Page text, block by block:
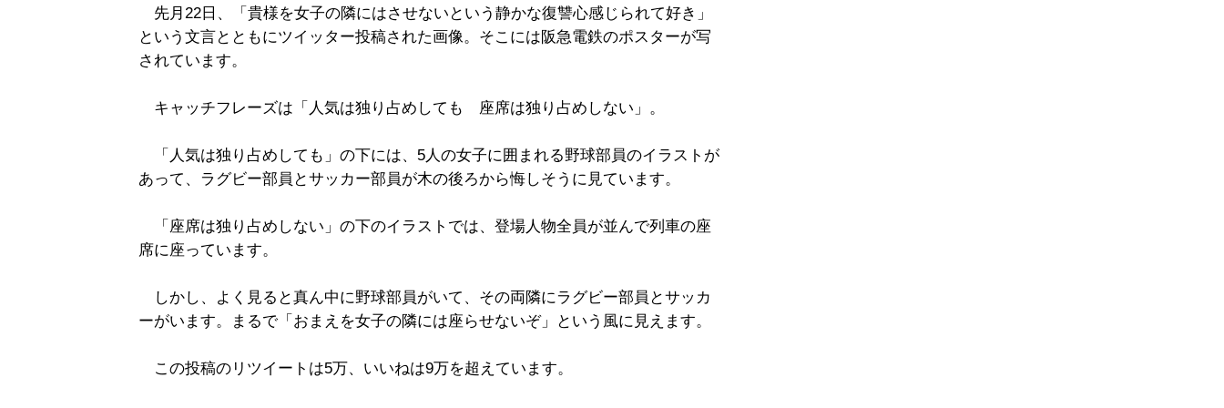
先月22日、「貴様を女子の隣にはさせないという静かな復讐心感じられて好き」
という文言とともにツイッター投稿された画像。そこには阪急電鉄のポスターが写
されています。
キャッチフレーズは「人気は独り占めしても 座席は独り占めしない」。
「人気は独り占めしても」の下には、5人の女子に囲まれる野球部員のイラストが
あって、ラグビー部員とサッカー部員が木の後ろから悔しそうに見ています。
「座席は独り占めしない」の下のイラストでは、登場人物全員が並んで列車の座
席に座っています。
しかし、よく見ると真ん中に野球部員がいて、その両隣にラグビー部員とサッカ
ーがいます。まるで「おまえを女子の隣には座らせないぞ」という風に見えます。
この投稿のリツイートは5万、いいねは9万を超えています。